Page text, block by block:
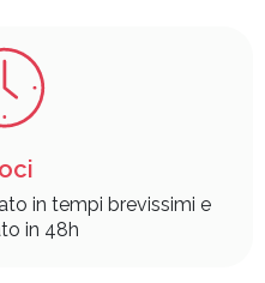
in tempi brevissimi e
in 48h